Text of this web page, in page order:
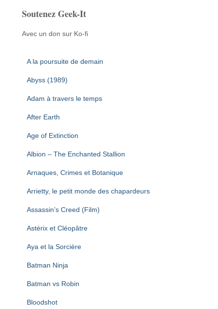
Soutenez Geek-It
Avec un don sur Ko-fi
A la poursuite de demain
Abyss (1989)
Adam à travers le temps
After Earth
Age of Extinction
Albion – The Enchanted Stallion
Arnaques, Crimes et Botanique
Arrietty, le petit monde des chapardeurs
Assassin’s Creed (Film)
Astérix et Cléopâtre
Aya et la Sorcière
Batman Ninja
Batman vs Robin
Bloodshot